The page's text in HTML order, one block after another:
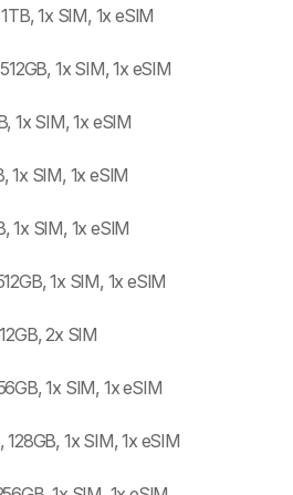
1x SIM, 1x eSIM
1x SIM, 1x eSIM
1x SIM, 1x eSIM
1x SIM, 1x eSIM
1x SIM, 1x eSIM
1x SIM, 1x eSIM
2x SIM
1x SIM, 1x eSIM
1x SIM, 1x eSIM